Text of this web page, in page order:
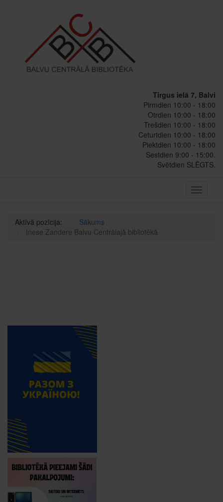
Tirgus ielā 7, Balvi
Pirmdien 10:00 - 18:00
Otrdien 10:00 - 18:00
Trešdien 10:00 - 18:00
Ceturtdien 10:00 - 18:00
Piektdien 10:00 - 18:00
Sestdien 9:00 - 15:00.
Svētdien SLĒGTS.
Toggle
Aktīvā pozīcija:
Sākums
Inese Zandere Balvu Centrālajā bibliotēkā